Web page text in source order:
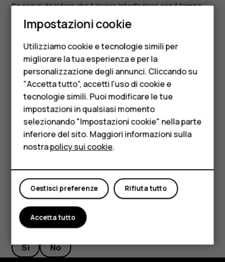
Smartphone
Cellulari
Telefoni per anziani
Accessori
HMD Terra M
Per le imprese
Tablet
Negozio
Il mio account
Se non si desidera che il lavoro interferisca con il tempo
libero o si dispone di una rete dati più economica su una
SIM, è possibile decidere quale SIM utilizzare.
ToccareImpostazioni> Rete e Internet>Schede SIM
Rinominare una scheda SIM
Toccare la SIM da rinominare e digitare il nome desiderato.
Selezionare la SIM che si desidera utilizzare per
le chiamate o la rete dati
SIM preferita pertoccare l'impostazione da cambiare e
selezionare la SIM.
Ti è stato d'aiuto?
Sì No
Impostazioni cookie
Utilizziamo cookie e tecnologie simili per
migliorare la tua esperienza e per la
personalizzazione degli annunci. Cliccando su
"Accetta tutto", accetti l'uso di cookie e
tecnologie simili. Puoi modificare le tue
impostazioni in qualsiasi momento
selezionando "Impostazioni cookie" nella parte
inferiore del sito. Maggiori informazioni sulla
nostrapolicy sui cookie.
Rifiuta tutto
Gestisci preferenze
Accetta tutto